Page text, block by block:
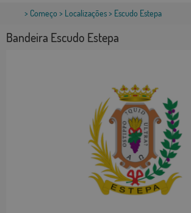
> Começo > Localizações> Escudo Estepa
Bandeira Escudo Estepa